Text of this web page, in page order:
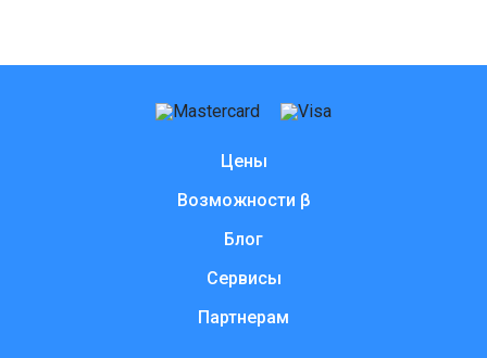
Цены
Возможности β
Блог
Сервисы
Партнерам